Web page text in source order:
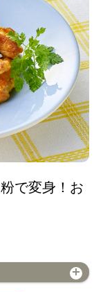
で変身！お